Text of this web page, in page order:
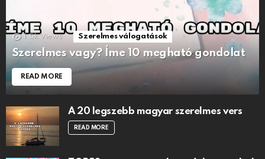
1.5k Views Szerelmes válogatások
Szerelmes vagy? Íme 10 megható gondolat
READ MORE
A 20 legszebb magyar szerelmes vers
READ MORE